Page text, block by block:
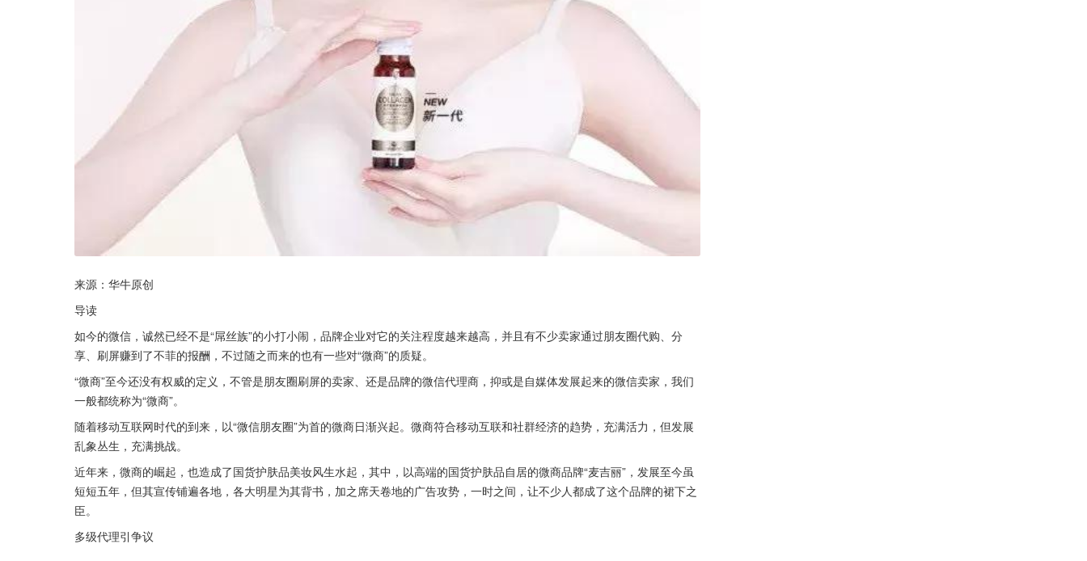
来源：华牛原创
导读
如今的微信，诚然已经不是“屌丝族”的小打小闹，品牌企业对它的关注程度越来越高，并且有不少卖家通过朋友圈代购、分
享、刷屏赚到了不菲的报酬，不过随之而来的也有一些对“微商”的质疑。
“微商”至今还没有权威的定义，不管是朋友圈刷屏的卖家、还是品牌的微信代理商，抑或是自媒体发展起来的微信卖家，我们
一般都统称为“微商”。
随着移动互联网时代的到来，以“微信朋友圈”为首的微商日渐兴起。微商符合移动互联和社群经济的趋势，充满活力，但发展
乱象丛生，充满挑战。
近年来，微商的崛起，也造成了国货护肤品美妆风生水起，其中，以高端的国货护肤品自居的微商品牌“麦吉丽”，发展至今虽
短短五年，但其宣传铺遍各地，各大明星为其背书，加之席天卷地的广告攻势，一时之间，让不少人都成了这个品牌的裙下之
臣。
多级代理引争议